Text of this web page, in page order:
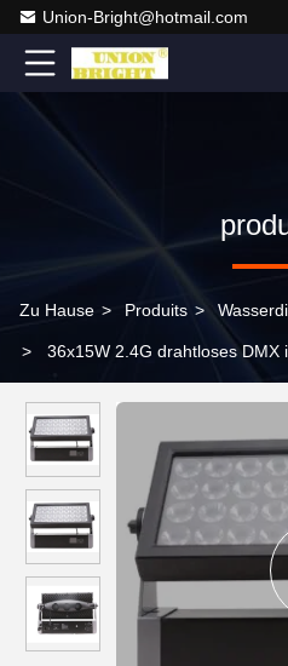
Union-Bright@hotmail.com
Zu Hause > Produits >
> 36x15W 2.4G drahtloses DMX